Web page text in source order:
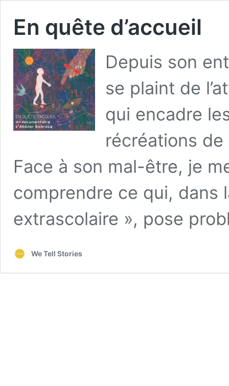
En quête d’accueil
Depuis son
se plaint de
qui encadre
récréations
Face à son mal-être, je
comprendre ce qui, dans
extrascolaire », pose
We Tell Stories